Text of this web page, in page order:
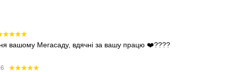
вашому Мегасаду, вдячні за вашу працю ❤️????